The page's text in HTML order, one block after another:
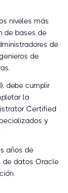
niveles más
de bases de
de
de
debe cumplir
la
Certified
y
años de
de datos Oracle